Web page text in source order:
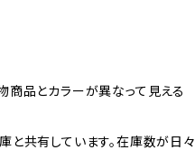
商品とカラーが異なって見える
共有しています。在庫数が日々